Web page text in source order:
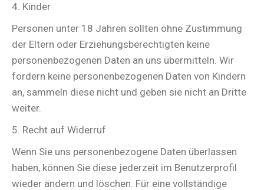
4. Kinder
Personen unter 18 Jahren sollten ohne Zustimmung
der Eltern oder Erziehungsberechtigten keine
personenbezogenen Daten an uns übermitteln. Wir
fordern keine personenbezogenen Daten von Kindern
an, sammeln diese nicht und geben sie nicht an Dritte
weiter.
5. Recht auf Widerruf
Wenn Sie uns personenbezogene Daten überlassen
haben, können Sie diese jederzeit im Benutzerprofil
wieder ändern und löschen. Für eine vollständige